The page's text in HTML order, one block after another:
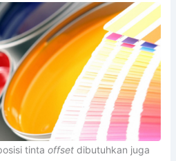
tinta offsetdibutuhkan juga